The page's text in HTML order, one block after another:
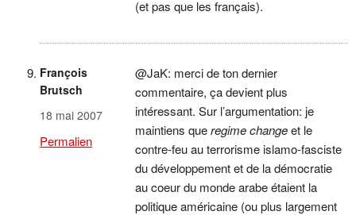
(et pas que les français).
François
Brutsch
18 mai 2007
Permalien
@JaK: merci de ton dernier
commentaire, ça devient plus
intéressant. Sur l’argumentation: je
maintiens queregime changeet le
contre-feu au terrorisme islamo-fasciste
du développement et de la démocratie
au coeur du monde arabe étaient la
politique américaine (ou plus largement